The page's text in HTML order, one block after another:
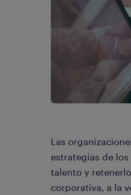
Las
estrategias de
talento y
corporativa, a la